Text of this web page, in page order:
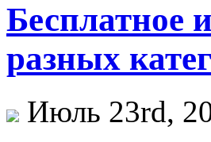
Бесплатное
разных
Июль 23rd,